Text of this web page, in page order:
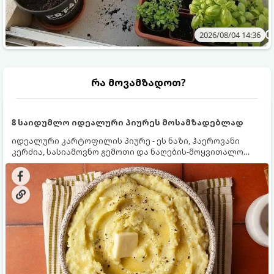
2026/08/04 14:36
რა მოვამზადოთ?
8 საიდუმლო იდეალური პიურეს მოსამზადებლად
იდეალური კარტოფილის პიურე - ეს ნაზი, ჰაეროვანი
კერძია, სასიამოვნო გემოთი და ნაღების-მოყვითალო
ფერით. მისი მომზადება ძალიან მარტივია, მაგრამ
არსებობს რამდენიმე საიდუმლო, რომლებიც უნდა
იცოდეთ, რომ პიურე იდეალურად გემრიელი გამოვიდეს.